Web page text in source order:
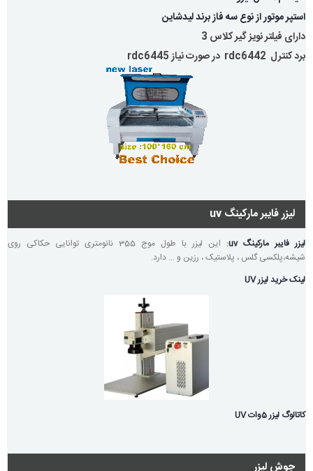
استپر موتور از نوع سه فاز برند لیدشاین
دارای فیلتر نویز گیر کلاس 3
برد کنترل rdc6442 در صورت نیاز rdc6445
لیزر فایبر مارکینگ uv
لیزر فایبر مارکینگ uv :
این لیزر با طول موج 355 نانومتری توانایی حکاکی روی
شیشه،پلکسی گلس ، پلاستیک ، رزین و … دارد.
لینک خرید لیزر UV
کاتالوگ لیزر 5وات UV
جوش لیزر